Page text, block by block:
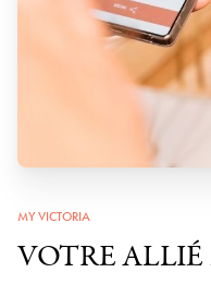
MY VICTORIA
VOTRE